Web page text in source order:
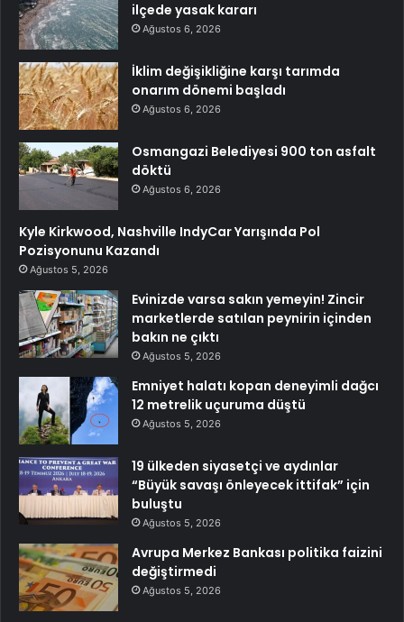
ilçede yasak kararı
Ağustos 6, 2026
İklim değişikliğine karşı tarımda
onarım dönemi başladı
Ağustos 6, 2026
Osmangazi Belediyesi 900 ton asfalt
döktü
Ağustos 6, 2026
Kyle Kirkwood, Nashville IndyCar Yarışında Pol
Pozisyonunu Kazandı
Ağustos 5, 2026
Evinizde varsa sakın yemeyin! Zincir
marketlerde satılan peynirin içinden
bakın ne çıktı
Ağustos 5, 2026
Emniyet halatı kopan deneyimli dağcı
12 metrelik uçuruma düştü
Ağustos 5, 2026
19 ülkeden siyasetçi ve aydınlar
“Büyük savaşı önleyecek ittifak” için
buluştu
Ağustos 5, 2026
Avrupa Merkez Bankası politika faizini
değiştirmedi
Ağustos 5, 2026